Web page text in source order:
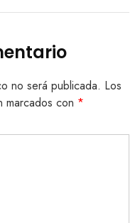
no será publicada. Los
marcados con *